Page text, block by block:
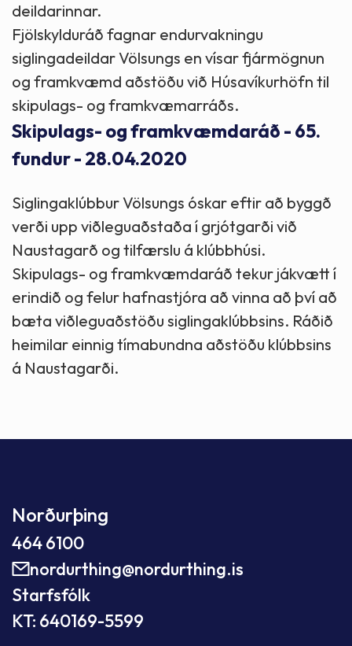
deildarinnar.
Fjölskylduráð fagnar endurvakningu
siglingadeildar Völsungs en vísar fjármögnun
og framkvæmd aðstöðu við Húsavíkurhöfn til
skipulags- og framkvæmarráðs.
Skipulags- og framkvæmdaráð - 65.
fundur - 28.04.2020
Siglingaklúbbur Völsungs óskar eftir að byggð
verði upp viðleguaðstaða í grjótgarði við
Naustagarð og tilfærslu á klúbbhúsi.
Skipulags- og framkvæmdaráð tekur jákvætt í
erindið og felur hafnastjóra að vinna að því að
bæta viðleguaðstöðu siglingaklúbbsins. Ráðið
heimilar einnig tímabundna aðstöðu klúbbsins
á Naustagarði.
Norðurþing
464 6100
nordurthing@nordurthing.is
Starfsfólk
KT: 640169-5599